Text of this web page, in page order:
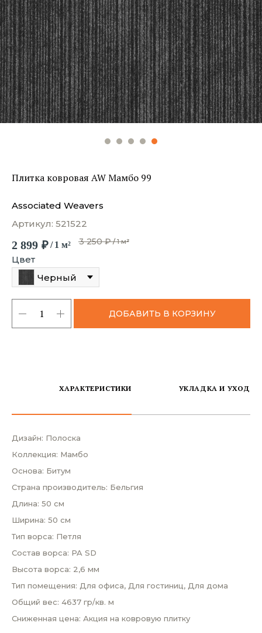
Плитка ковровая AW Мамбо 99
Associated Weavers
Артикул: 521522
2 899 ₽/ 1 м² 3 250 ₽ / 1 м²
Цвет
Черный
ДОБАВИТЬ В КОРЗИНУ
ХАРАКТЕРИСТИКИ УКЛАДКА И УХОД
Дизайн: Полоска
Коллекция: Мамбо
Основа: Битум
Страна производитель: Бельгия
Длина: 50 см
Ширина: 50 см
Тип ворса: Петля
Состав ворса: PA SD
Высота ворса: 2,6 мм
Тип помещения: Для офиса, Для гостиниц, Для дома
Общий вес: 4637 гр/кв. м
Сниженная цена: Акция на ковровую плитку